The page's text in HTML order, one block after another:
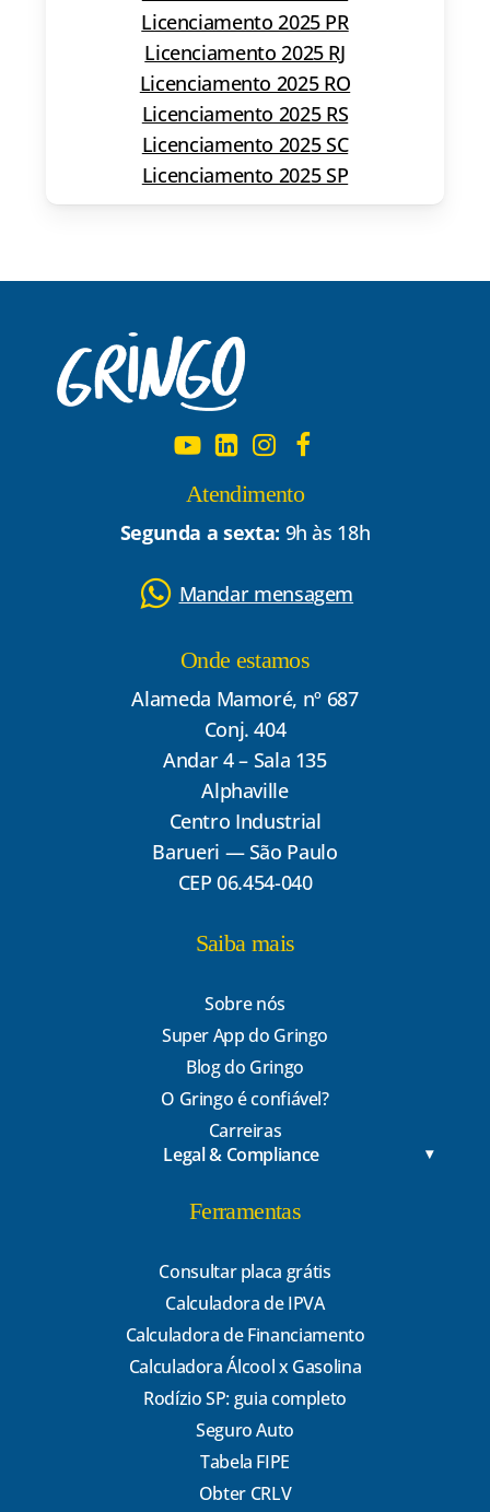
Licenciamento 2025 PR
Licenciamento 2025 RJ
Licenciamento 2025 RO
Licenciamento 2025 RS
Licenciamento 2025 SC
Licenciamento 2025 SP
Atendimento
Segunda a sexta: 9h às 18h
Mandar mensagem
Onde estamos
Alameda Mamoré, nº 687
Conj. 404
Andar 4 – Sala 135
Alphaville
Centro Industrial
Barueri — São Paulo
CEP 06.454-040
Saiba mais
Sobre nós
Super App do Gringo
Blog do Gringo
O Gringo é confiável?
Carreiras
Legal & Compliance
Ferramentas
Consultar placa grátis
Calculadora de IPVA
Calculadora de Financiamento
Calculadora Álcool x Gasolina
Rodízio SP: guia completo
Seguro Auto
Tabela FIPE
Obter CRLV